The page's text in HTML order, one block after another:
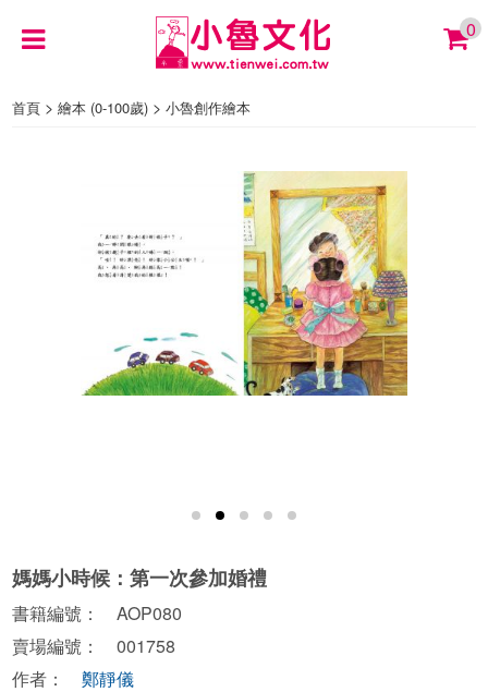
0
首頁 >繪本 (0-100歲) >小魯創作繪本
媽媽小時候：第一次參加婚禮
書籍編號： AOP080
賣場編號： 001758
作者：鄭靜儀